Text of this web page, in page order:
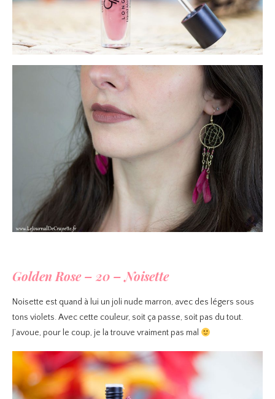
Golden Rose – 20 – Noisette
Noisette est quand à lui un joli nude marron, avec des légers sous
tons violets. Avec cette couleur, soit ça passe, soit pas du tout.
J’avoue, pour le coup, je la trouve vraiment pas mal